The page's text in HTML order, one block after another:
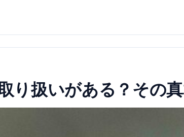
り扱いがある？その